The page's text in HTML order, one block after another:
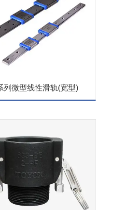
列微型线性滑轨(宽型)